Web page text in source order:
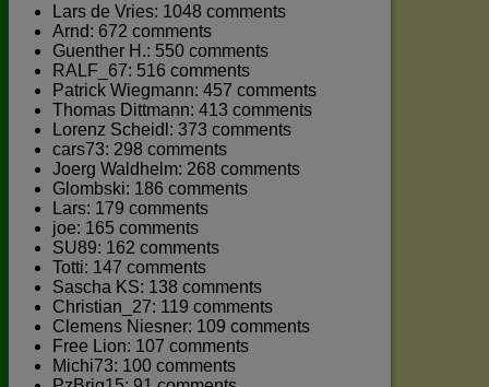
Lars de Vries: 1048 comments
Arnd: 672 comments
Guenther H.: 550 comments
RALF_67: 516 comments
Patrick Wiegmann: 457 comments
Thomas Dittmann: 413 comments
Lorenz Scheidl: 373 comments
cars73: 298 comments
Joerg Waldhelm: 268 comments
Glombski: 186 comments
Lars: 179 comments
joe: 165 comments
SU89: 162 comments
Totti: 147 comments
Sascha KS: 138 comments
Christian_27: 119 comments
Clemens Niesner: 109 comments
Free Lion: 107 comments
Michi73: 100 comments